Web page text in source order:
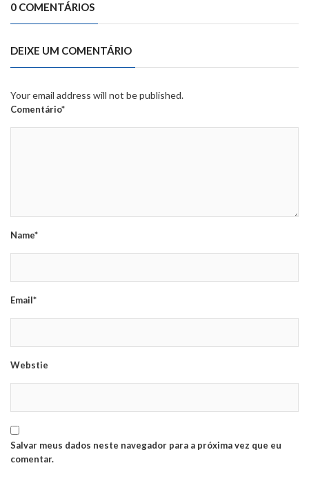
0 COMENTÁRIOS
DEIXE UM COMENTÁRIO
Your email address will not be published.
Comentário*
Name*
Email*
Webstie
Salvar meus dados neste navegador para a próxima vez que eu
comentar.